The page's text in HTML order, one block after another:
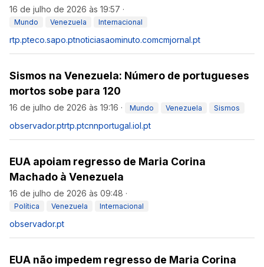
16 de julho de 2026 às 19:57 ·
Mundo Venezuela Internacional
rtp.pteco.sapo.ptnoticiasaominuto.comcmjornal.pt
Sismos na Venezuela: Número de portugueses
mortos sobe para 120
16 de julho de 2026 às 19:16 · Mundo Venezuela Sismos
observador.ptrtp.ptcnnportugal.iol.pt
EUA apoiam regresso de Maria Corina
Machado à Venezuela
16 de julho de 2026 às 09:48 ·
Política Venezuela Internacional
observador.pt
EUA não impedem regresso de Maria Corina